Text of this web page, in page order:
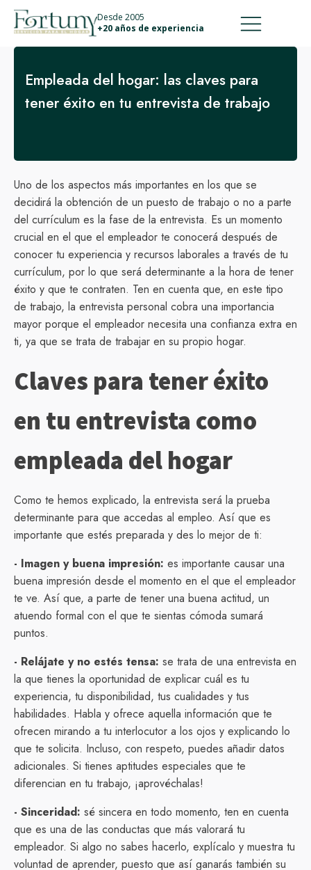
911 887 226
Desde 2005
+20 años de experiencia
Empleada del hogar: las claves para
tener éxito en tu entrevista de trabajo
Uno de los aspectos más importantes en los que se
decidirá la obtención de un puesto de trabajo o no a parte
del currículum es la fase de la entrevista. Es un momento
crucial en el que el empleador te conocerá después de
conocer tu experiencia y recursos laborales a través de tu
currículum, por lo que será determinante a la hora de tener
éxito y que te contraten. Ten en cuenta que, en este tipo
de trabajo, la entrevista personal cobra una importancia
mayor porque el empleador necesita una confianza extra en
ti, ya que se trata de trabajar en su propio hogar.
Claves para tener éxito
en tu entrevista como
empleada del hogar
Como te hemos explicado, la entrevista será la prueba
determinante para que accedas al empleo. Así que es
importante que estés preparada y des lo mejor de ti:
- Imagen y buena impresión: es importante causar una
buena impresión desde el momento en el que el empleador
te ve. Así que, a parte de tener una buena actitud, un
atuendo formal con el que te sientas cómoda sumará
puntos.
- Relájate y no estés tensa: se trata de una entrevista en
la que tienes la oportunidad de explicar cuál es tu
experiencia, tu disponibilidad, tus cualidades y tus
habilidades. Habla y ofrece aquella información que te
ofrecen mirando a tu interlocutor a los ojos y explicando lo
que te solicita. Incluso, con respeto, puedes añadir datos
adicionales. Si tienes aptitudes especiales que te
diferencian en tu trabajo, ¡aprovéchalas!
- Sinceridad: sé sincera en todo momento, ten en cuenta
que es una de las conductas que más valorará tu
empleador. Si algo no sabes hacerlo, explícalo y muestra tu
voluntad de aprender, puesto que así ganarás también su